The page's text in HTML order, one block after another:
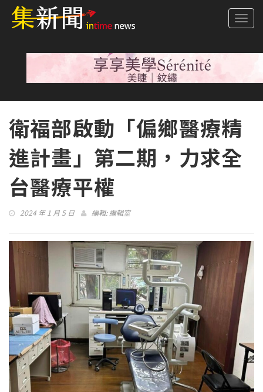
衛福部啟動「偏鄉醫療精
進計畫」第二期，力求全
台醫療平權
2024 年 1 月 5 日 編輯:編輯室